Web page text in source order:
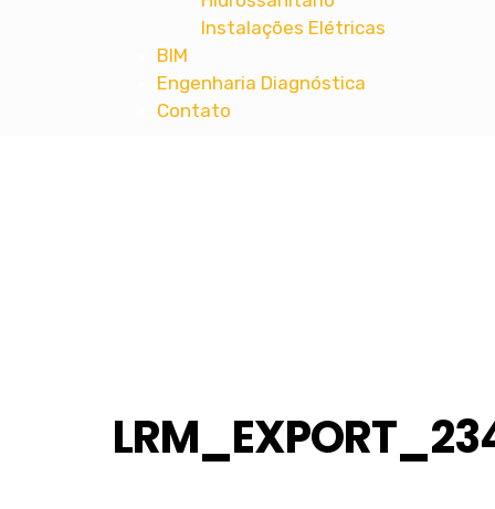
Instalações Elétricas
BIM
Engenharia Diagnóstica
Contato